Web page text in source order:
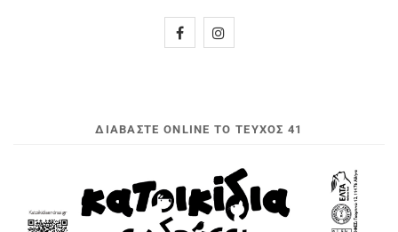
ΔΙΑΒΆΣΤΕ ONLINE ΤΟ ΤΕΎΧΟΣ 41